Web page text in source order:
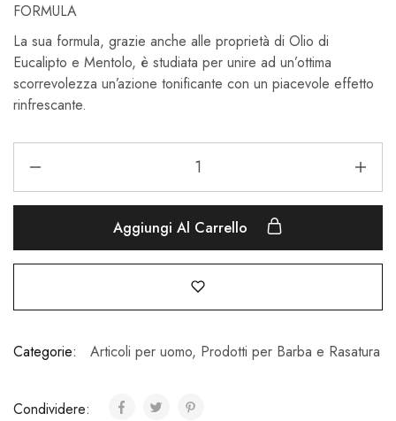
FORMULA
La sua formula, grazie anche alle proprietà di Olio di
Eucalipto e Mentolo, è studiata per unire ad un’ottima
scorrevolezza un’azione tonificante con un piacevole effetto
rinfrescante.
Aggiungi Al Carrello
Categorie: Articoli per uomo, Prodotti per Barba e Rasatura
Condividere: